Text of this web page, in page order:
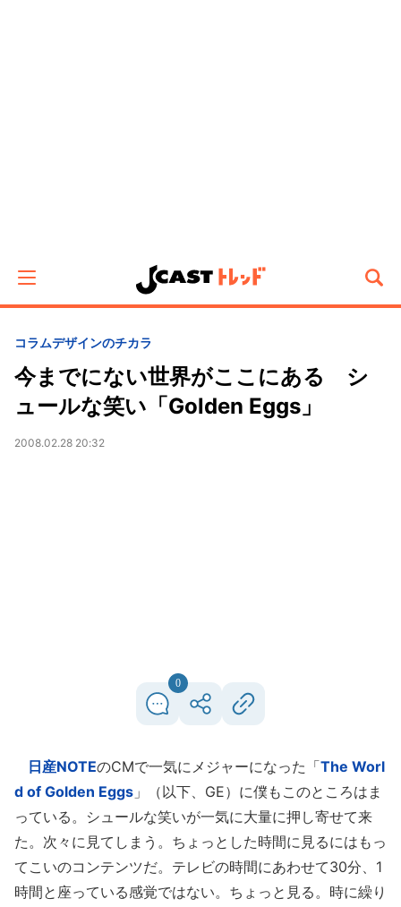
コラムデザインのチカラ
今までにない世界がここにある シ
ュールな笑い「Golden Eggs」
2008.02.28 20:32
0
日産NOTEのCMで一気にメジャーになった「The Worl
d of Golden Eggs 」（以下、GE）に僕もこのところはま
っている。シュールな笑いが一気に大量に押し寄せて来
た。次々に見てしまう。ちょっとした時間に見るにはもっ
てこいのコンテンツだ。テレビの時間にあわせて30分、1
時間と座っている感覚ではない。ちょっと見る。時に繰り